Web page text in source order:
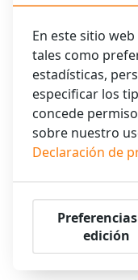
Somos un hotel
fumar en el hotel,
No alcohol
No servimos alcohol.
alcohólicas traídas
No cash
No se admiten
No aceptamos
En este sitio
tales como
estadísticas,
especificar los
concede
sobre nuestro
Declaración de
edición